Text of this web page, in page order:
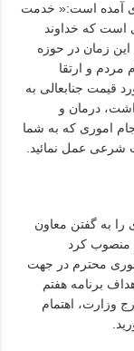
آمده است:« خدمت
است که خداوند
زمان در حوزه
و ارتقا
قیمت جنابعالی به
درمان و
اموری که به شما
شرعی عمل نمائید.
به گفتن معاون
منصوب کرد
محترم در جهت
برنامه هفتم
وزارت، اهتمام